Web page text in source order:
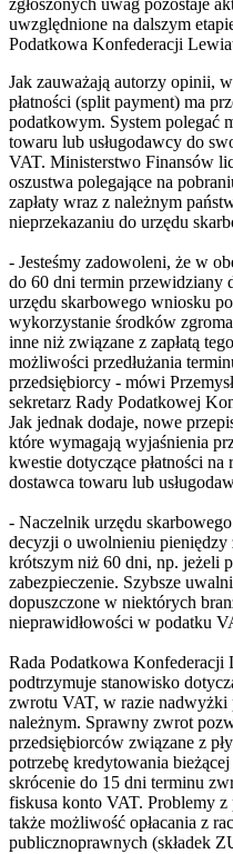
zgłoszonych uwag pozostaje
uwzględnione na dalszym
Podatkowa Konfederacji
Jak zauważają autorzy opinii,
płatności (split payment) ma
podatkowym. System polegać
towaru lub usługodawcy do
VAT. Ministerstwo Finansów
oszustwa polegające na
zapłaty wraz z należnym
nieprzekazaniu do urzędu
- Jesteśmy zadowoleni, że w
do 60 dni termin przewidziany
urzędu skarbowego wniosku
wykorzystanie środków
inne niż związane z zapłatą
możliwości przedłużania
przedsiębiorcy - mówi
sekretarz Rady Podatkowej
Jak jednak dodaje, nowe
które wymagają wyjaśnienia
kwestie dotyczące płatności
dostawca towaru lub
- Naczelnik urzędu
decyzji o uwolnieniu pieniędzy
krótszym niż 60 dni, np. jeżeli
zabezpieczenie. Szybsze
dopuszczone w niektórych
nieprawidłowości w podatku
Rada Podatkowa Konfederacji
podtrzymuje stanowisko
zwrotu VAT, w razie nadwyżki
należnym. Sprawny zwrot
przedsiębiorców związane z
potrzebę kredytowania
skrócenie do 15 dni terminu
fiskusa konto VAT. Problemy z
także możliwość opłacania z
publicznoprawnych (składek